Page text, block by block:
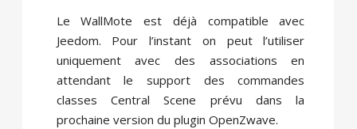
Le WallMote est déjà compatible avec
Jeedom. Pour l’instant on peut l’utiliser
uniquement avec des associations en
attendant le support des commandes
classes Central Scene prévu dans la
prochaine version du plugin OpenZwave.